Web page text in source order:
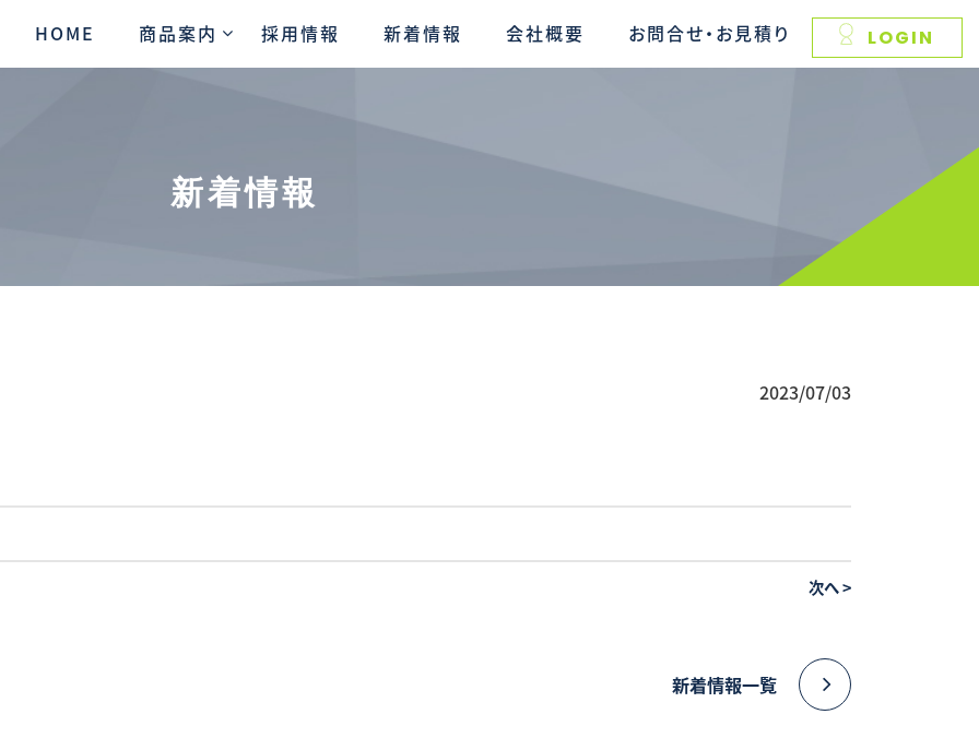
HOME 商品案内 採用情報 新着情報 会社概要 お問合せ・お見積り LOGIN
新着情報
2023/07/03
次へ>
新着情報一覧